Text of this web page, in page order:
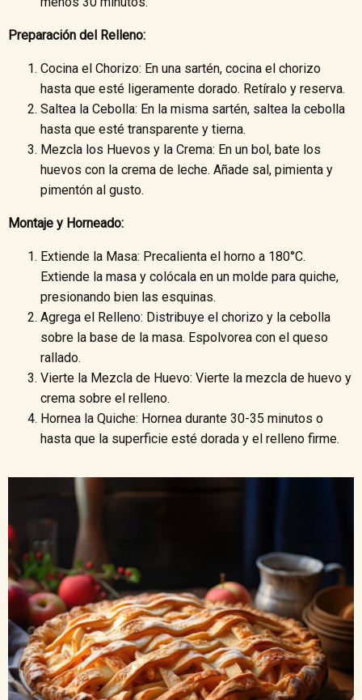
Preparación del Relleno:
Cocina el Chorizo: En una sartén, cocina el chorizo
hasta que esté ligeramente dorado. Retíralo y reserva.
Saltea la Cebolla: En la misma sartén, saltea la cebolla
hasta que esté transparente y tierna.
Mezcla los Huevos y la Crema: En un bol, bate los
huevos con la crema de leche. Añade sal, pimienta y
pimentón al gusto.
Montaje y Horneado:
Extiende la Masa: Precalienta el horno a 180°C.
Extiende la masa y colócala en un molde para quiche,
presionando bien las esquinas.
Agrega el Relleno: Distribuye el chorizo y la cebolla
sobre la base de la masa. Espolvorea con el queso
rallado.
Vierte la Mezcla de Huevo: Vierte la mezcla de huevo y
crema sobre el relleno.
Hornea la Quiche: Hornea durante 30-35 minutos o
hasta que la superficie esté dorada y el relleno firme.